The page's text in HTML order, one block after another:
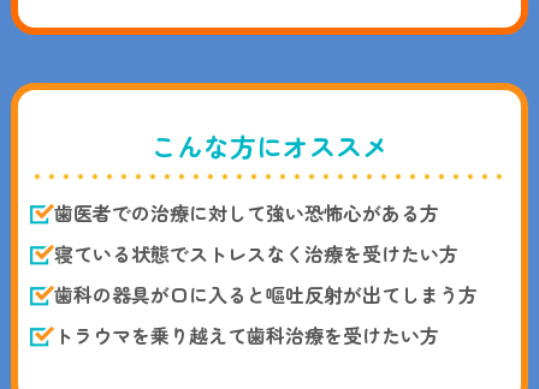
こんな方にオススメ
歯医者での治療に対して強い恐怖心がある方
寝ている状態でストレスなく治療を受けたい方
歯科の器具が口に入ると嘔吐反射が出てしまう方
トラウマを乗り越えて歯科治療を受けたい方